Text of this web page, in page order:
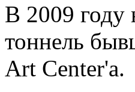
В 2009 году
тоннель
Art Center'а.